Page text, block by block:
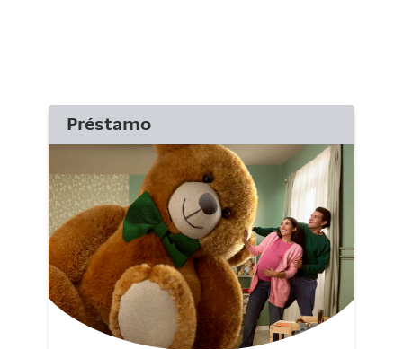
Préstamo